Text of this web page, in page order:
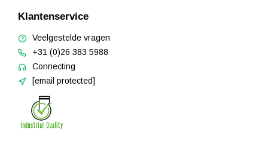
Klantenservice
Veelgestelde vragen
+31 (0)26 383 5988
Connecting
[email protected]